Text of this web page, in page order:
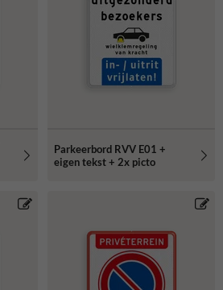
Parkeerbord RVV E01 +
eigen tekst + 2x picto